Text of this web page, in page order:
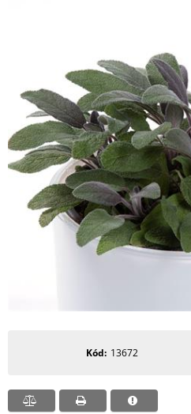
Kód 13672